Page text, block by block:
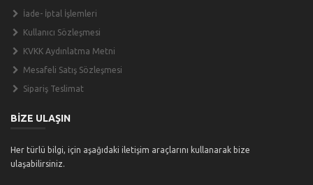
İade- İptal İşlemleri
Kullanıcı Sözleşmesi
KVKK Aydınlatma Metni
Mesafeli Satış Sözleşmesi
Sipariş Teslimat
BİZE ULAŞIN
Her türlü bilgi, için aşağıdaki iletişim araçlarını kullanarak bize
ulaşabilirsiniz.